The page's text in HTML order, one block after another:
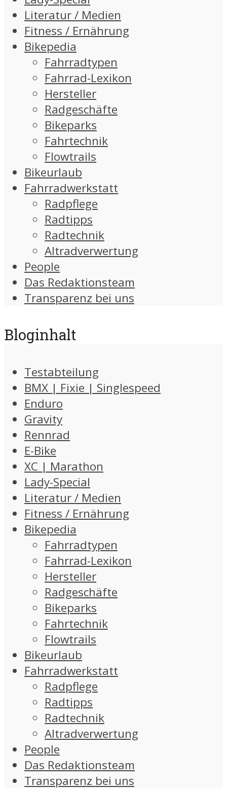
Literatur / Medien
Fitness / Ernährung
Bikepedia
Fahrradtypen
Fahrrad-Lexikon
Hersteller
Radgeschäfte
Bikeparks
Fahrtechnik
Flowtrails
Bikeurlaub
Fahrradwerkstatt
Radpflege
Radtipps
Radtechnik
Altradverwertung
People
Das Redaktionsteam
Transparenz bei uns
Bloginhalt
Testabteilung
BMX | Fixie | Singlespeed
Enduro
Gravity
Rennrad
E-Bike
XC | Marathon
Lady-Special
Literatur / Medien
Fitness / Ernährung
Bikepedia
Fahrradtypen
Fahrrad-Lexikon
Hersteller
Radgeschäfte
Bikeparks
Fahrtechnik
Flowtrails
Bikeurlaub
Fahrradwerkstatt
Radpflege
Radtipps
Radtechnik
Altradverwertung
People
Das Redaktionsteam
Transparenz bei uns